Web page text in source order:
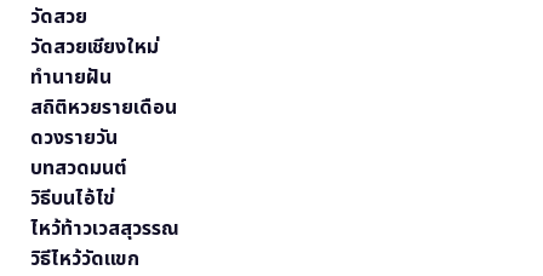
วัดสวย
วัดสวยเชียงใหม่
ทำนายฝัน
สถิติหวยรายเดือน
ดวงรายวัน
บทสวดมนต์
วิธีบนไอ้ไข่
ไหว้ท้าวเวสสุวรรณ
วิธีไหว้วัดแขก